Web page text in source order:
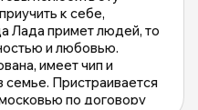
к себе,
Лада примет людей, то
и любовью.
имеет чип и
семье. Пристраивается
по договору